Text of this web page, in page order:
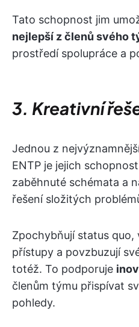
Tato schopnost jim
nejlepší z členů svého
prostředí spolupráce a
3. Kreativní
Jednou z
ENTP je jejich
zaběhnuté schémata a
řešení složitých
Zpochybňují status
přístupy a povzbuzují
totéž. To podporuje
členům týmu přispívat
pohledy.